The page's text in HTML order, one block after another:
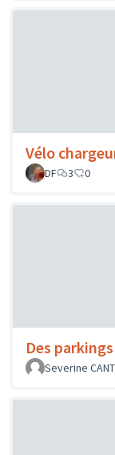
Vélo
DF
3 0
Des
Severine